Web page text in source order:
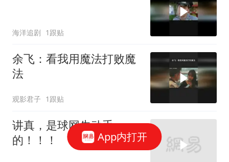
海洋追剧 1跟贴
余飞：看我用魔法打败魔
法
观影君子 1跟贴
讲真，是球网先动手
的！！！
App内打开